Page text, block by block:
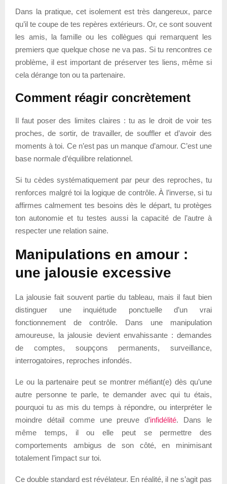
Dans la pratique, cet isolement est très dangereux, parce
qu’il te coupe de tes repères extérieurs. Or, ce sont souvent
les amis, la famille ou les collègues qui remarquent les
premiers que quelque chose ne va pas. Si tu rencontres ce
problème, il est important de préserver tes liens, même si
cela dérange ton ou ta partenaire.
Comment réagir concrètement
Il faut poser des limites claires : tu as le droit de voir tes
proches, de sortir, de travailler, de souffler et d’avoir des
moments à toi. Ce n’est pas un manque d’amour. C’est une
base normale d’équilibre relationnel.
Si tu cèdes systématiquement par peur des reproches, tu
renforces malgré toi la logique de contrôle. À l’inverse, si tu
affirmes calmement tes besoins dès le départ, tu protèges
ton autonomie et tu testes aussi la capacité de l’autre à
respecter une relation saine.
Manipulations en amour :
une jalousie excessive
La jalousie fait souvent partie du tableau, mais il faut bien
distinguer une inquiétude ponctuelle d’un vrai
fonctionnement de contrôle. Dans une manipulation
amoureuse, la jalousie devient envahissante : demandes
de comptes, soupçons permanents, surveillance,
interrogatoires, reproches infondés.
Le ou la partenaire peut se montrer méfiant(e) dès qu’une
autre personne te parle, te demander avec qui tu étais,
pourquoi tu as mis du temps à répondre, ou interpréter le
moindre détail comme une preuve d’infidélité. Dans le
même temps, il ou elle peut se permettre des
comportements ambigus de son côté, en minimisant
totalement l’impact sur toi.
Ce double standard est révélateur. En réalité, il ne s’agit pas